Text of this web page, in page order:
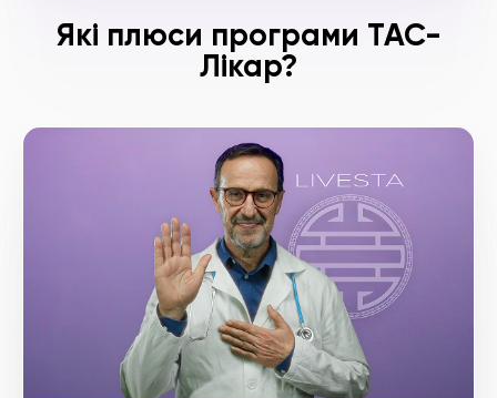
Які плюси програми ТАС-
Лікар?